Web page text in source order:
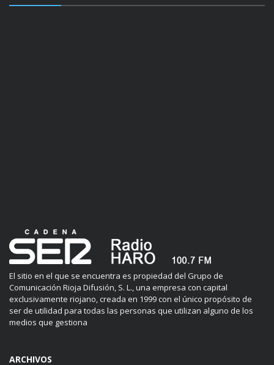
El sitio en el que se encuentra es propiedad del Grupo de
Comunicación Rioja Difusión, S. L., una empresa con capital
exclusivamente riojano, creada en 1999 con el único propósito de
ser de utilidad para todas las personas que utilizan alguno de los
medios que gestiona
ARCHIVOS